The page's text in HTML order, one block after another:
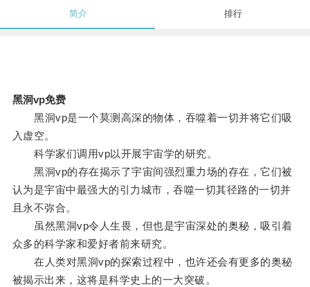
简介 排行
黑洞vp免费
黑洞vp是一个莫测高深的物体，吞噬着一切并将它们吸
入虚空。
科学家们调用vp以开展宇宙学的研究。
黑洞vp的存在揭示了宇宙间强烈重力场的存在，它们被
认为是宇宙中最强大的引力城市，吞噬一切其径路的一切并
且永不弥合。
虽然黑洞vp令人生畏，但也是宇宙深处的奥秘，吸引着
众多的科学家和爱好者前来研究。
在人类对黑洞vp的探索过程中，也许还会有更多的奥秘
被揭示出来，这将是科学史上的一大突破。